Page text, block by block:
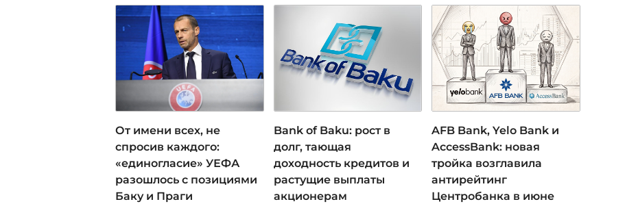
От имени всех, не
спросив каждого:
«единогласие» УЕФА
разошлось с позициями
Баку и Праги
Bank of Baku: рост в
долг, тающая
доходность кредитов и
растущие выплаты
акционерам
AFB Bank, Yelo Bank и
AccessBank: новая
тройка возглавила
антирейтинг
Центробанка в июне